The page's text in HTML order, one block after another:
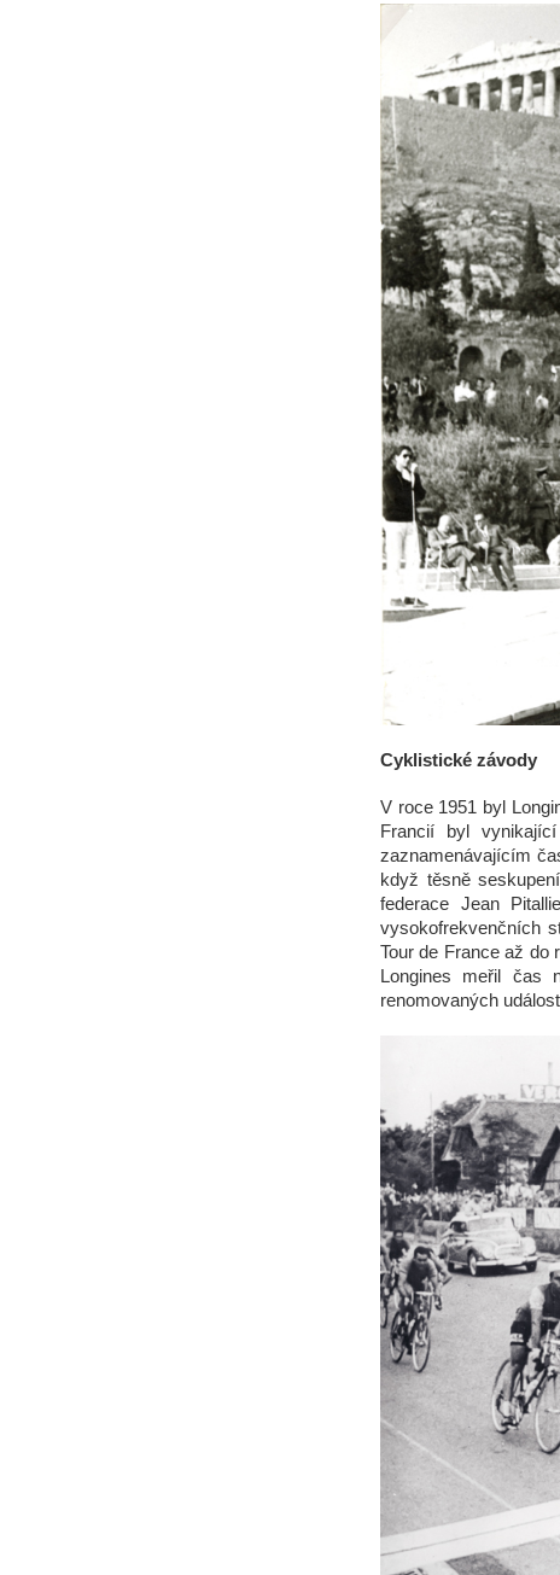
Cyklistické závody
V roce 1951 byl
Francií byl
zaznamenávajícím
když těsně
federace Jean
vysokofrekvenčních
Tour de France až do
Longines meřil čas
renomovaných